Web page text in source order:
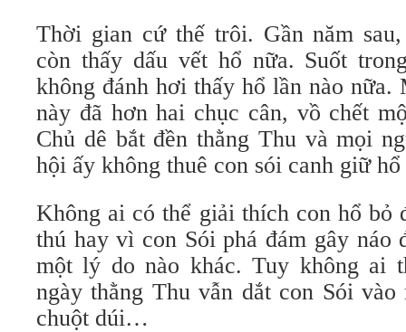
Thời gian cứ thế trôi. Gần năm
còn thấy dấu vết hổ nữa. Suốt
không đánh hơi thấy hổ lần nào
này đã hơn hai chục cân, vồ chết
Chủ dê bắt đền thằng Thu và mọi
hội ấy không thuê con sói canh giữ hổ
Không ai có thể giải thích con hổ bỏ
thú hay vì con Sói phá đám gây náo
một lý do nào khác. Tuy không ai
ngày thằng Thu vẫn dắt con Sói
chuột dúi…